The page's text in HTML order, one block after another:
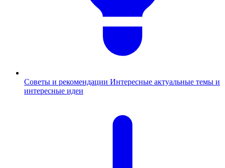
Советы и рекомендации Интересные актуальные темы и
интересные идеи